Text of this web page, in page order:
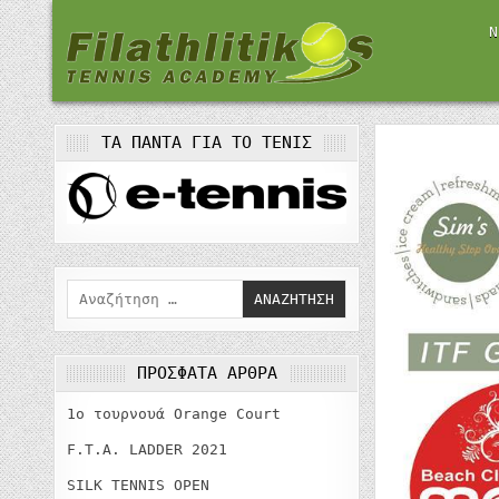
Μετάβαση
στο
περιεχόμενο
FILATHLITIKOS TENNIS
ΤΑ ΠΆΝΤΑ ΓΙΑ ΤΟ ΤΈΝΙΣ
Αναζήτηση
ΠΡΌΣΦΑΤΑ ΆΡΘΡΑ
1o τουρνουά Orange Court
F.T.A. LADDER 2021
SILK TENNIS OPEN